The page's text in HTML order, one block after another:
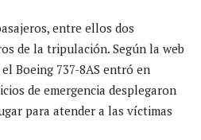
entre ellos dos
de la tripulación. Según la web
Boeing 737-8AS entró en
de emergencia desplegaron
para atender a las víctimas